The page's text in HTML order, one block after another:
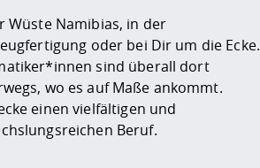
Wüste Namibias, in der
oder bei Dir um die Ecke.
sind überall dort
wo es auf Maße ankommt.
einen vielfältigen und
Beruf.